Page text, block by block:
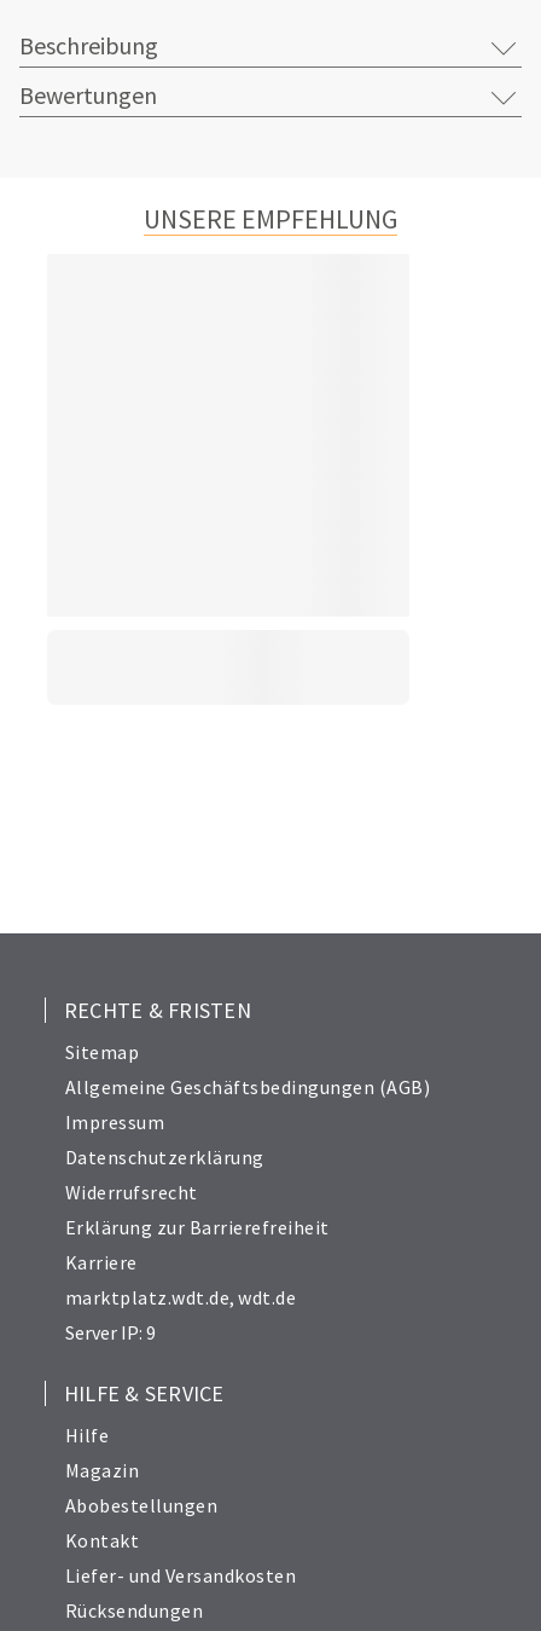
Beschreibung
Bewertungen
UNSERE EMPFEHLUNG
RECHTE & FRISTEN
Sitemap
Allgemeine Geschäftsbedingungen (AGB)
Impressum
Datenschutzerklärung
Widerrufsrecht
Erklärung zur Barrierefreiheit
Karriere
marktplatz.wdt.de,wdt.de
Server IP: 9
HILFE & SERVICE
Hilfe
Magazin
Abobestellungen
Kontakt
Liefer- und Versandkosten
Rücksendungen